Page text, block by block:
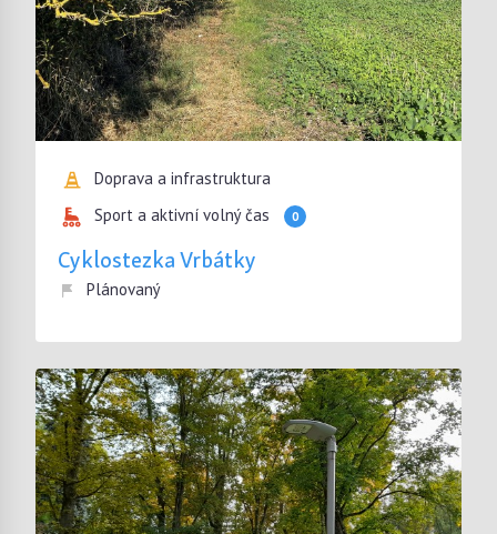
Doprava a infrastruktura
Sport a aktivní volný čas
0
Cyklostezka Vrbátky
Plánovaný